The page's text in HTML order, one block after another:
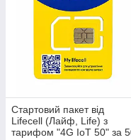
Стартовий пакет від
Lifecell (Лайф, Life) з
тарифом "4G IoT 50" за